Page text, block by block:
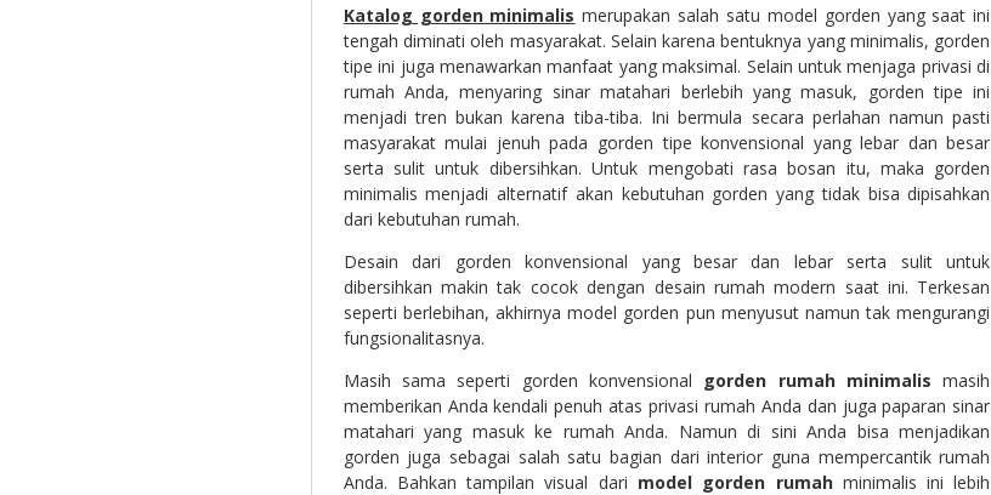
Katalog gorden minimalis merupakan salah satu model gorden yang saat ini
tengah diminati oleh masyarakat. Selain karena bentuknya yang minimalis, gorden
tipe ini juga menawarkan manfaat yang maksimal. Selain untuk menjaga privasi di
rumah Anda, menyaring sinar matahari berlebih yang masuk, gorden tipe ini
menjadi tren bukan karena tiba-tiba. Ini bermula secara perlahan namun pasti
masyarakat mulai jenuh pada gorden tipe konvensional yang lebar dan besar
serta sulit untuk dibersihkan. Untuk mengobati rasa bosan itu, maka gorden
minimalis menjadi alternatif akan kebutuhan gorden yang tidak bisa dipisahkan
dari kebutuhan rumah.
Desain dari gorden konvensional yang besar dan lebar serta sulit untuk
dibersihkan makin tak cocok dengan desain rumah modern saat ini. Terkesan
seperti berlebihan, akhirnya model gorden pun menyusut namun tak mengurangi
fungsionalitasnya.
Masih sama seperti gorden konvensional gorden rumah minimalis masih
memberikan Anda kendali penuh atas privasi rumah Anda dan juga paparan sinar
matahari yang masuk ke rumah Anda. Namun di sini Anda bisa menjadikan
gorden juga sebagai salah satu bagian dari interior guna mempercantik rumah
Anda. Bahkan tampilan visual dari model gorden rumahminimalis ini lebih